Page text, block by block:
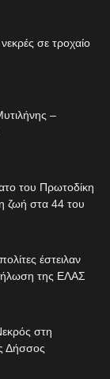
σε τροχαίο
–
του Πρωτοδίκη
ζωή στα 44 του
έστειλαν
της ΕΛΑΣ
στη
Δήσσος